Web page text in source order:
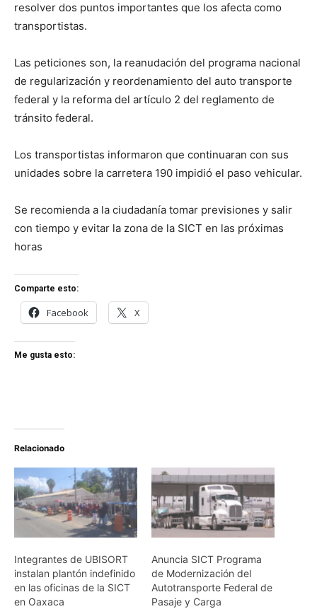
resolver dos puntos importantes que los afecta como
transportistas.
Las peticiones son, la reanudación del programa nacional
de regularización y reordenamiento del auto transporte
federal y la reforma del artículo 2 del reglamento de
tránsito federal.
Los transportistas informaron que continuaran con sus
unidades sobre la carretera 190 impidió el paso vehicular.
Se recomienda a la ciudadanía tomar previsiones y salir
con tiempo y evitar la zona de la SICT en las próximas
horas
Comparte esto:
Facebook X
Me gusta esto:
Relacionado
Integrantes de UBISORT
instalan plantón indefinido
en las oficinas de la SICT
en Oaxaca
Anuncia SICT Programa
de Modernización del
Autotransporte Federal de
Pasaje y Carga